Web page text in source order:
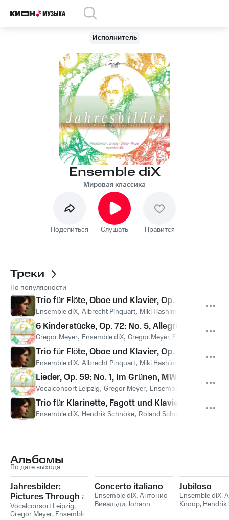
Исполнитель
Ensemble diX
Мировая классика
Поделиться Слушать Нравится
Треки
По популярности
Trio für Flöte, Oboe und Klavier, Op. 74: II.
Ensemble diX, Albrecht Pinquart, Miki Hashimoto
6 Kinderstücke, Op. 72: No. 5, Allegro assai,
Gregor Meyer, Ensemble diX, Gregor Meyer, Ensemble Dix
Trio für Flöte, Oboe und Klavier, Op. 74: III.
Ensemble diX, Albrecht Pinquart, Miki Hashimoto
Lieder, Op. 59: No. 1, Im Grünen, MWV F8
Vocalconsort Leipzig, Gregor Meyer, Ensemble diX
Trio für Klarinette, Fagott und Klavier, Op. 75: I.
Ensemble diX, Hendrik Schnöke, Roland Schulenburg
Альбомы
По дате выхода
Jahresbilder:
Pictures Through a
Year
Vocalconsort Leipzig,
Gregor Meyer, Ensemble
Concerto italiano
Ensemble diX,Антонио
Вивальди,Johann
Jubiloso
Ensemble diX,
Knoop,